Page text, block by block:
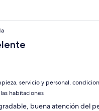
servicio y personal,
habitaciones
buena atención del